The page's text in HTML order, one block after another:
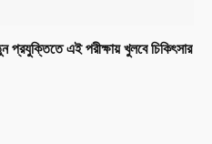
এই পরীক্ষায় খুলবে চিকিৎসার